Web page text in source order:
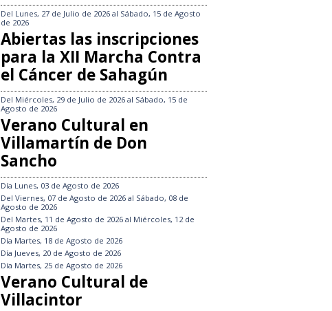
Del Lunes, 27 de Julio de 2026 al Sábado, 15 de Agosto
de 2026
Abiertas las inscripciones
para la XII Marcha Contra
el Cáncer de Sahagún
Del Miércoles, 29 de Julio de 2026 al Sábado, 15 de
Agosto de 2026
Verano Cultural en
Villamartín de Don
Sancho
Día Lunes, 03 de Agosto de 2026
Del Viernes, 07 de Agosto de 2026 al Sábado, 08 de
Agosto de 2026
Del Martes, 11 de Agosto de 2026 al Miércoles, 12 de
Agosto de 2026
Día Martes, 18 de Agosto de 2026
Día Jueves, 20 de Agosto de 2026
Día Martes, 25 de Agosto de 2026
Verano Cultural de
Villacintor